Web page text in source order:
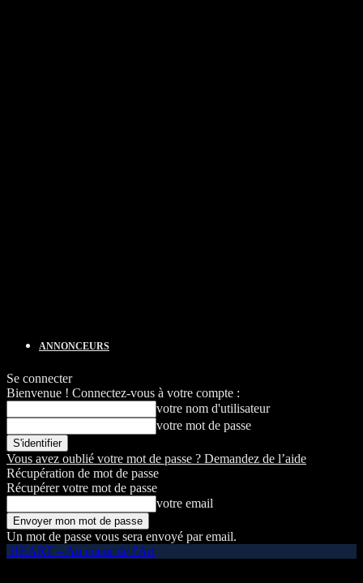
ANNONCEURS
Se connecter
Bienvenue ! Connectez-vous à votre compte :
votre nom d'utilisateur
votre mot de passe
Vous avez oublié votre mot de passe ? Demandez de l’aide
Récupération de mot de passe
Récupérer votre mot de passe
votre email
Un mot de passe vous sera envoyé par email.
HEART – Au coeur de l'Art